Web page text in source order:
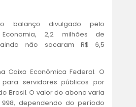
E CONVENÇÕES
CONOSCO
balanço divulgado pelo
2,2 milhões de
não sacaram R$ 6,5
Caixa Econômica Federal. O
servidores públicos por
Brasil. O valor do abono varia
dependendo do período